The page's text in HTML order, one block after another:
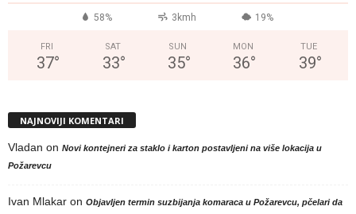
58% 3kmh 19%
FRI
37°
SAT
33°
SUN
35°
MON
36°
TUE
39°
NAJNOVIJI KOMENTARI
Vladan on Novi kontejneri za staklo i karton postavljeni na više lokacija u
Požarevcu
Ivan Mlakar on Objavljen termin suzbijanja komaraca u Požarevcu, pčelari da